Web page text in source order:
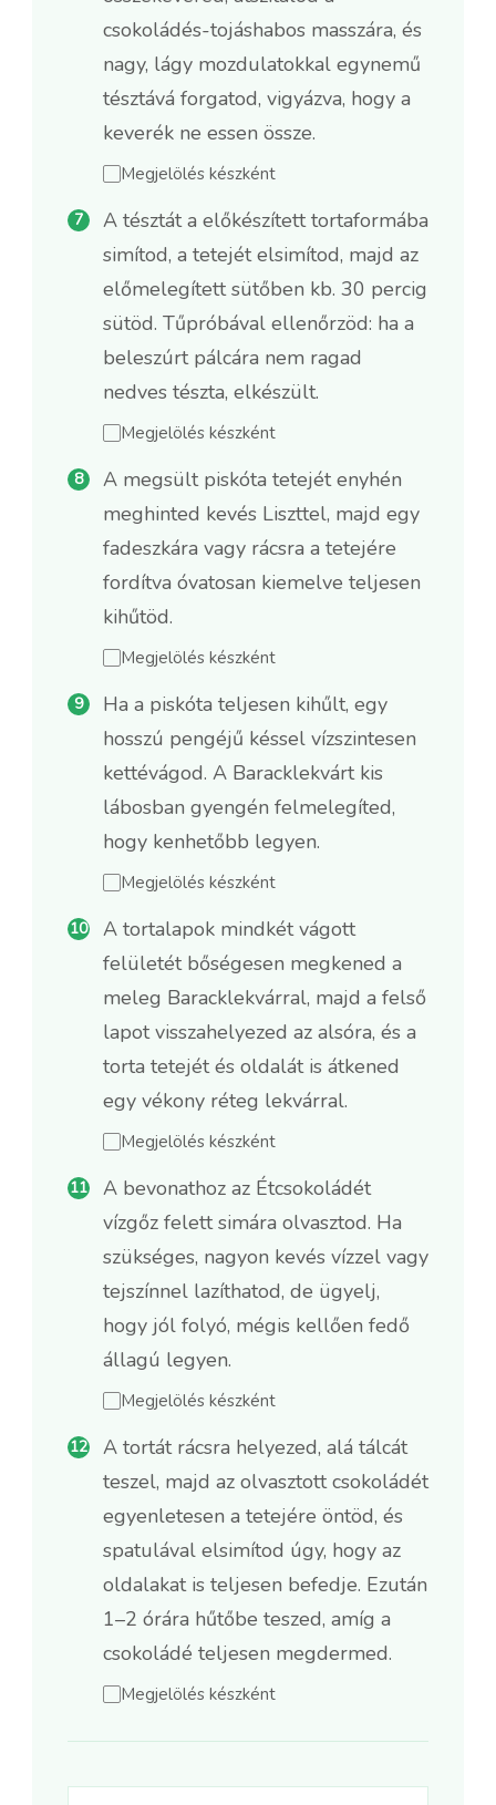
csokoládés-tojáshabos masszára, és
nagy, lágy mozdulatokkal egynemű
tésztává forgatod, vigyázva, hogy a
keverék ne essen össze.
Megjelölés készként
A tésztát a előkészített tortaformába
simítod, a tetejét elsimítod, majd az
előmelegített sütőben kb. 30 percig
sütöd. Tűpróbával ellenőrzöd: ha a
beleszúrt pálcára nem ragad
nedves tészta, elkészült.
Megjelölés készként
A megsült piskóta tetejét enyhén
meghinted kevés Liszttel, majd egy
fadeszkára vagy rácsra a tetejére
fordítva óvatosan kiemelve teljesen
kihűtöd.
Megjelölés készként
Ha a piskóta teljesen kihűlt, egy
hosszú pengéjű késsel vízszintesen
kettévágod. A Baracklekvárt kis
lábosban gyengén felmelegíted,
hogy kenhetőbb legyen.
Megjelölés készként
A tortalapok mindkét vágott
felületét bőségesen megkened a
meleg Baracklekvárral, majd a felső
lapot visszahelyezed az alsóra, és a
torta tetejét és oldalát is átkened
egy vékony réteg lekvárral.
Megjelölés készként
A bevonathoz az Étcsokoládét
vízgőz felett simára olvasztod. Ha
szükséges, nagyon kevés vízzel vagy
tejszínnel lazíthatod, de ügyelj,
hogy jól folyó, mégis kellően fedő
állagú legyen.
Megjelölés készként
A tortát rácsra helyezed, alá tálcát
teszel, majd az olvasztott csokoládét
egyenletesen a tetejére öntöd, és
spatulával elsimítod úgy, hogy az
oldalakat is teljesen befedje. Ezután
1–2 órára hűtőbe teszed, amíg a
csokoládé teljesen megdermed.
Megjelölés készként